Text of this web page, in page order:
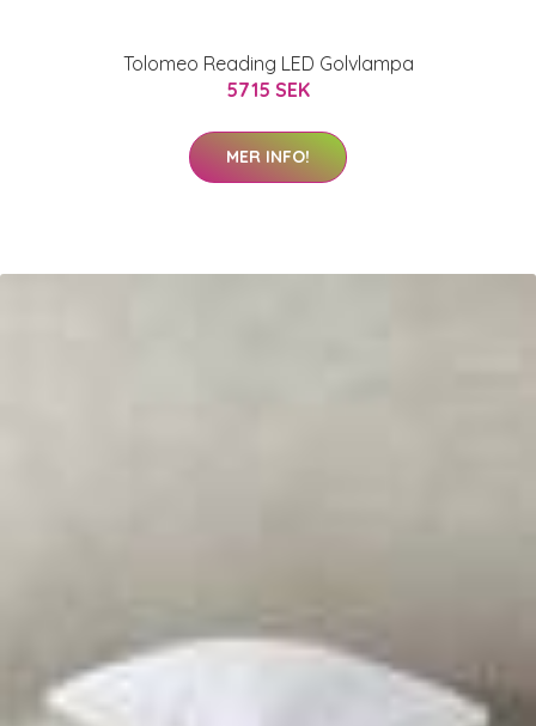
Tolomeo Reading LED Golvlampa
5715 SEK
MER INFO!